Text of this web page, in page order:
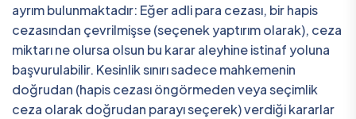
ayrım bulunmaktadır: Eğer adli para cezası, bir hapis
cezasından çevrilmişse (seçenek yaptırım olarak), ceza
miktarı ne olursa olsun bu karar aleyhine istinaf yoluna
başvurulabilir. Kesinlik sınırı sadece mahkemenin
doğrudan (hapis cezası öngörmeden veya seçimlik
ceza olarak doğrudan parayı seçerek) verdiği kararlar